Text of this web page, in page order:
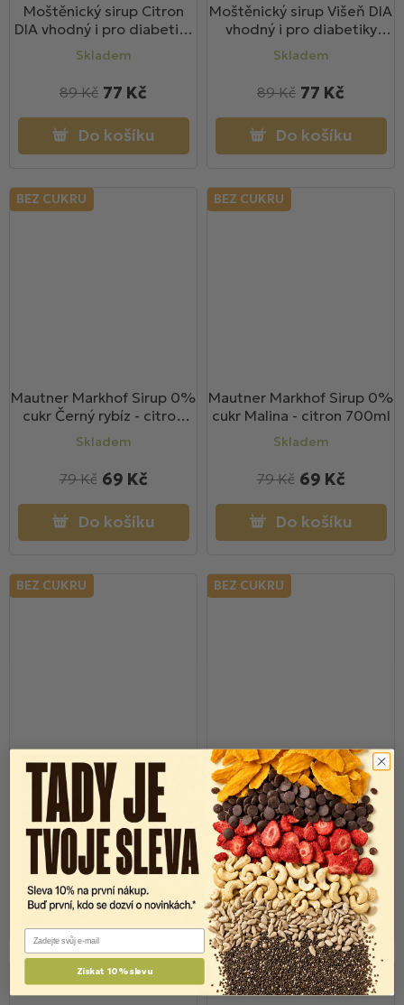
Moštěnický sirup Citron
DIA vhodný i pro diabetiky
700ml
Skladem
77 Kč
89 Kč
Do košíku
Moštěnický sirup Višeň DIA
vhodný i pro diabetiky
700ml
Skladem
77 Kč
89 Kč
Do košíku
BEZ CUKRU
Mautner Markhof Sirup 0%
cukr Černý rybíz - citron
700ml
Skladem
69 Kč
79 Kč
Do košíku
BEZ CUKRU
Mautner Markhof Sirup 0%
cukr Malina - citron 700ml
Skladem
69 Kč
79 Kč
Do košíku
BEZ CUKRU
Mautner Markhof Sirup 0%
cukr Malina 700ml
Skladem
69 Kč
79 Kč
Do košíku
BEZ CUKRU
Moštěnický sirup Malina
DIA vhodný i pro diabetiky
700ml
Skladem
77 Kč
89 Kč
Do košíku
Email
Získat 10% slevu